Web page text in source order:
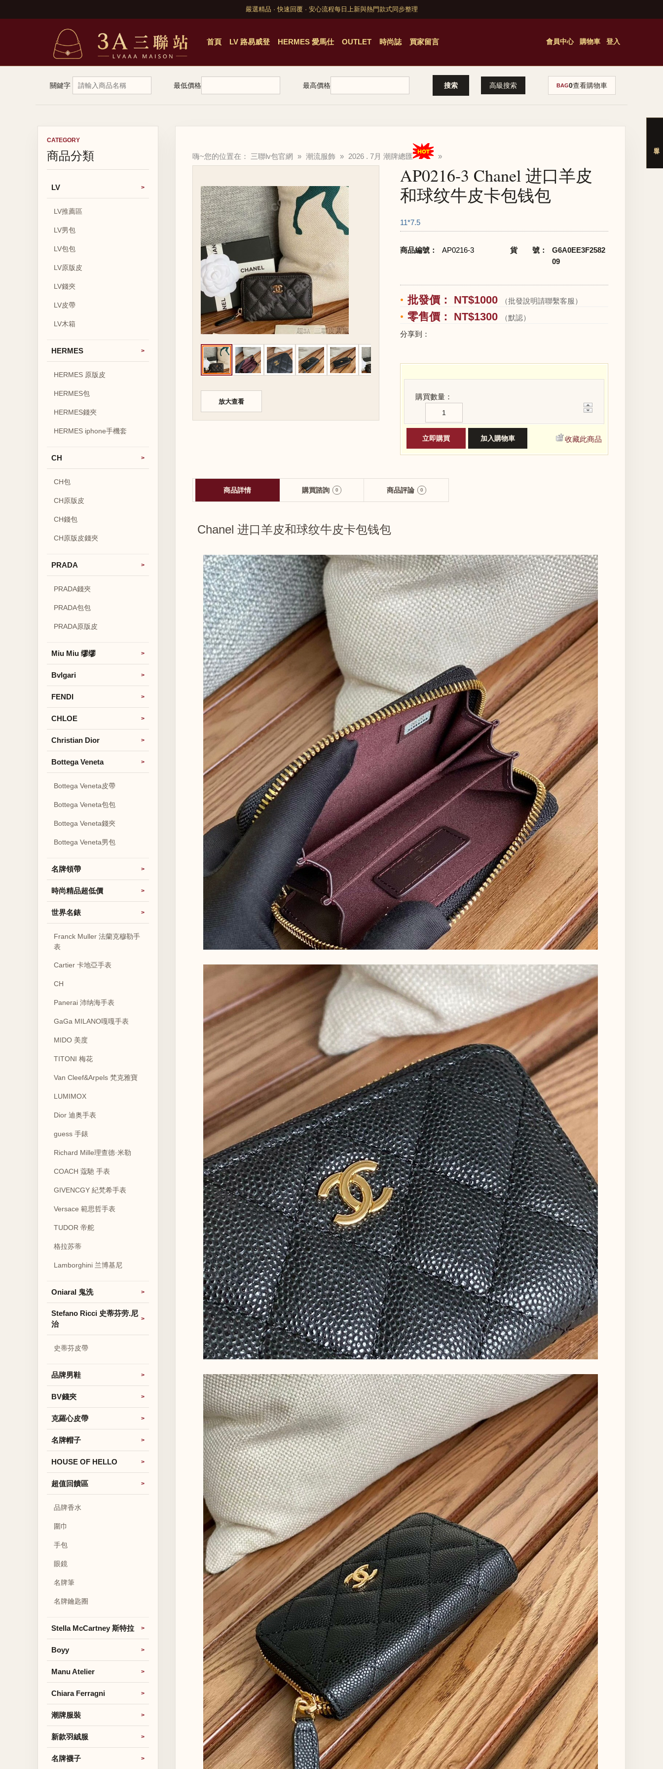
嚴選精品 · 快速回覆 · 安心流程每日上新與熱門款式同步整理
首頁 LV 路易威登 HERMES 愛馬仕 OUTLET 時尚誌 買家留言 會員中心 購物車 登入
關鍵字 最低價格 最高價格 高級搜索 BAG0查看購物車
CATEGORY
商品分類
LV
LV推薦區
LV男包
LV包包
LV原版皮
LV錢夾
LV皮帶
LV木箱
HERMES
HERMES 原版皮
HERMES包
HERMES錢夾
HERMES iphone手機套
CH
CH包
CH原版皮
CH錢包
CH原版皮錢夾
PRADA
PRADA錢夾
PRADA包包
PRADA原版皮
Miu Miu 缪缪
Bvlgari
FENDI
CHLOE
Christian Dior
Bottega Veneta
Bottega Veneta皮帶
Bottega Veneta包包
Bottega Veneta錢夾
Bottega Veneta男包
名牌領帶
時尚精品超低價
世界名錶
Franck Muller 法蘭克穆勒手
表
Cartier 卡地亞手表
CH
Panerai 沛纳海手表
GaGa MILANO嘎嘎手表
MIDO 美度
TITONI 梅花
Van Cleef&Arpels 梵克雅寶
LUMIMOX
Dior 迪奥手表
guess 手錶
Richard Mille理查德·米勒
COACH 蔻馳 手表
GIVENCGY 紀梵希手表
Versace 範思哲手表
TUDOR 帝舵
格拉苏蒂
Lamborghini 兰博基尼
Oniaral 鬼洗
Stefano Ricci 史蒂芬劳.尼
治
史蒂芬皮帶
品牌男鞋
BV錢夾
克羅心皮帶
名牌帽子
HOUSE OF HELLO
超值回饋區
品牌香水
圍巾
手包
眼鏡
名牌筆
名牌鑰匙圈
Stella McCartney 斯特拉
Boyy
Manu Atelier
Chiara Ferragni
潮牌服裝
新款羽絨服
名牌襪子
嗨~您的位置在： 三聯lv包官網 » 潮流服飾 » 2026 . 7月 潮牌總匯 »
放大查看
AP0216-3 Chanel 进口羊皮
和球纹牛皮卡包钱包
11*7.5
商品編號： AP0216-3 貨 號：
G6A0EE3F2582
09
批發價： NT$1000 （批發說明請聯繫客服）
零售價： NT$1300
（默認）
分享到：
購買數量：
+
−
收藏此商品
商品詳情 購買諮詢 0 商品評論 0
Chanel 进口羊皮和球纹牛皮卡包钱包